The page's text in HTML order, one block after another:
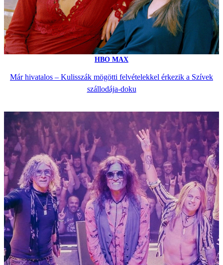
HBO MAX
Már hivatalos – Kulisszák mögötti felvételekkel érkezik a Szívek
szállodája-doku